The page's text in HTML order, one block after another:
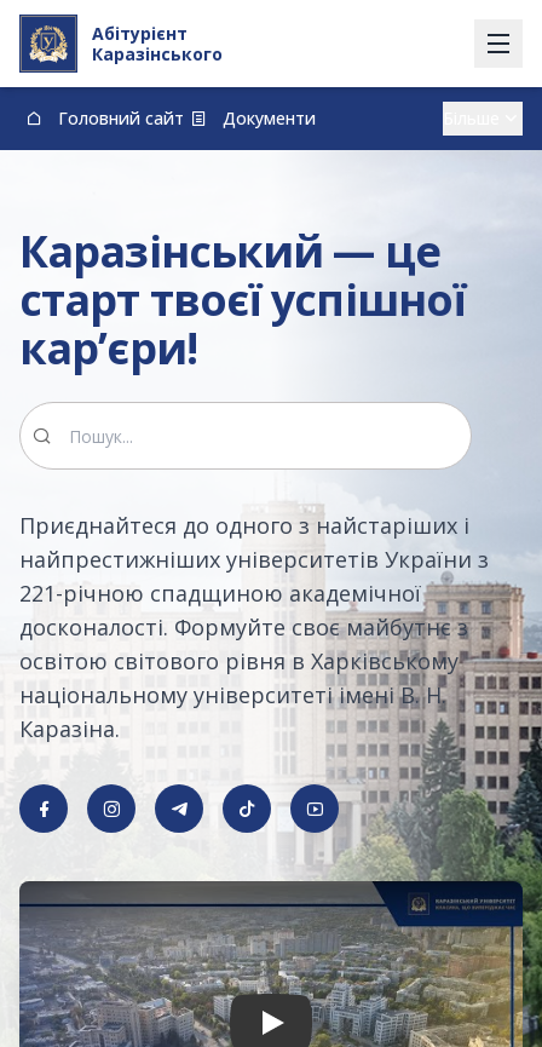
Абітурієнт
Каразінського
Головний сайт
Документи
Вступ із тимчасово окупованих території
vstup@karazin.ua
0-800-33-48-73
Каразінський — це
старт твоєї успішної
кар’єри!
Приєднайтеся до одного з найстаріших і
найпрестижніших університетів України з
221-річною спадщиною академічної
досконалості. Формуйте своє майбутнє з
освітою світового рівня в Харківському
національному університеті імені В. Н.
Каразіна.
Play Video: Keynote (Google I/O '18)